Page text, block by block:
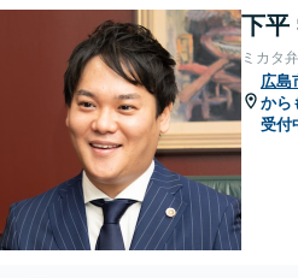
下平
ミカタ
広島
から
受付